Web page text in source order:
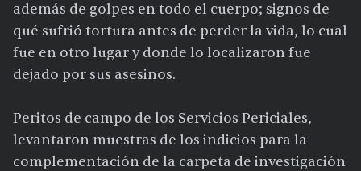
además de golpes en todo el cuerpo; signos de
qué sufrió tortura antes de perder la vida, lo cual
fue en otro lugar y donde lo localizaron fue
dejado por sus asesinos.
Peritos de campo de los Servicios Periciales,
levantaron muestras de los indicios para la
complementación de la carpeta de investigación